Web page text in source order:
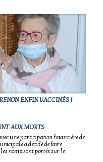
ENFIN VACCINÉS !
AUX MORTS
une participation financière de
a décidé de faire
noms sont portés sur le